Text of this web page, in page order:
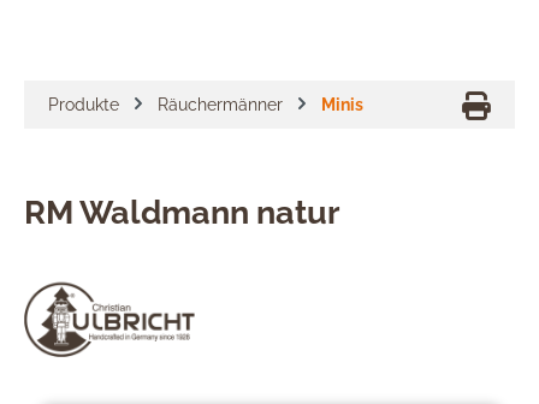
Produkte Räuchermänner Minis
RM Waldmann natur